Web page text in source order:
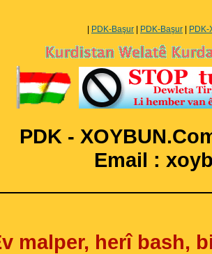
PDK-Başur PDK-Başur
PDK -
Email :
malper, herî bash,